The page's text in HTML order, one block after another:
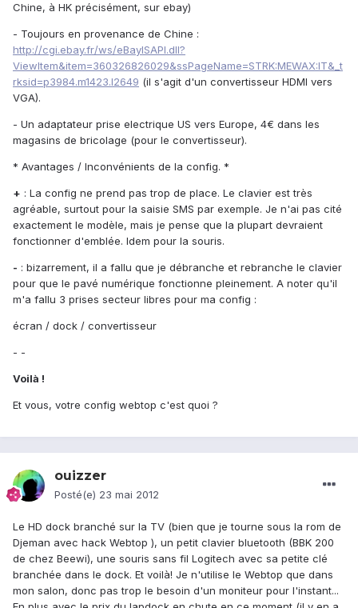
Chine, à HK précisément, sur ebay)
- Toujours en provenance de Chine :
http://cgi.ebay.fr/ws/eBayISAPI.dll?
ViewItem&item=360326826029&ssPageName=STRK:MEWAX:IT&_t
rksid=p3984.m1423.l2649 (il s'agit d'un convertisseur HDMI vers
VGA).
- Un adaptateur prise electrique US vers Europe, 4€ dans les
magasins de bricolage (pour le convertisseur).
* Avantages / Inconvénients de la config. *
+ : La config ne prend pas trop de place. Le clavier est très
agréable, surtout pour la saisie SMS par exemple. Je n'ai pas cité
exactement le modèle, mais je pense que la plupart devraient
fonctionner d'emblée. Idem pour la souris.
- : bizarrement, il a fallu que je débranche et rebranche le clavier
pour que le pavé numérique fonctionne pleinement. A noter qu'il
m'a fallu 3 prises secteur libres pour ma config :
écran / dock / convertisseur
- -
Voilà !
Et vous, votre config webtop c'est quoi ?
ouizzer
Posté(e) 23 mai 2012
Le HD dock branché sur la TV (bien que je tourne sous la rom de
Djeman avec hack Webtop ), un petit clavier bluetooth (BBK 200
de chez Beewi), une souris sans fil Logitech avec sa petite clé
branchée dans le dock. Et voilà! Je n'utilise le Webtop que dans
mon salon, donc pas trop le besoin d'un moniteur pour l'instant...